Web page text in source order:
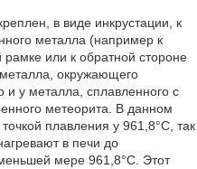
в виде инкрустации, к
металла (например к
или к обратной стороне
окружающего
и у металла, сплавленного с
метеорита. В данном
плавления у 961,8°С, так
в печи до
мере 961,8°С. Этот